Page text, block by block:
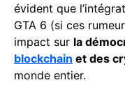
évident que
GTA 6 (si ces
impact sur la
blockchain et des
monde entier.